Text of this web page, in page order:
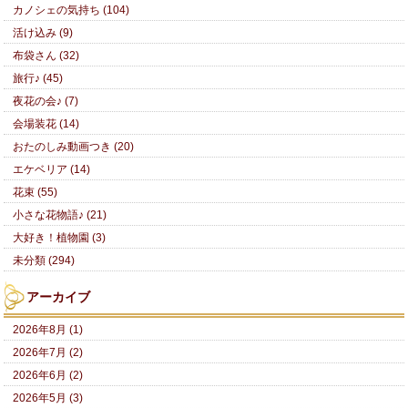
カノシェの気持ち (104)
活け込み (9)
布袋さん (32)
旅行♪ (45)
夜花の会♪ (7)
会場装花 (14)
おたのしみ動画つき (20)
エケベリア (14)
花束 (55)
小さな花物語♪ (21)
大好き！植物園 (3)
未分類 (294)
アーカイブ
2026年8月 (1)
2026年7月 (2)
2026年6月 (2)
2026年5月 (3)